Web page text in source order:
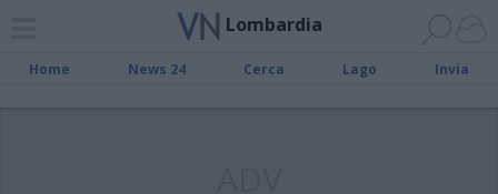
Lombardia
Home News 24 Cerca Lago Invia